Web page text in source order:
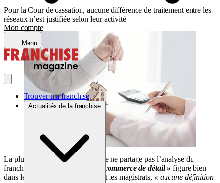
Mon compte
Menu
Trouver ma franchise
Actualités de la franchise
Pour la Cour de cassation, aucune différence de traitement entre les
réseaux n’est justifiée selon leur activité
La plus haute juridiction française ne partage pas l’analyse du
franchiseur. Si cette
« notion de commerce de détail » figure bien
dans le texte de loi, reconnaissent les magistrats, « aucune définition